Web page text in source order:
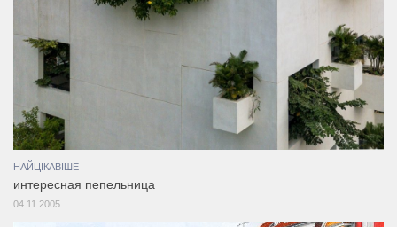
НАЙЦІКАВІШЕ
интересная пепельница
04.11.2005